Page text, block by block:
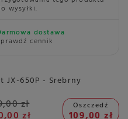
wysyłki.
dostawa
cennik
JX-650P - Srebrny
zł Oszczedź